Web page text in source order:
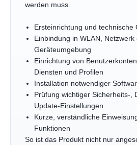
werden muss.
Ersteinrichtung und technische
Einbindung in WLAN,
Geräteumgebung
Einrichtung von
Diensten und Profilen
Installation notwendiger
Prüfung wichtiger Sicherheits-,
Update-Einstellungen
Kurze, verständliche
Funktionen
So ist das Produkt nicht nur